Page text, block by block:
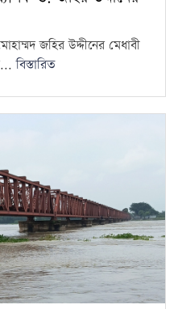
গেল ১৬ জনের
রাস্তা মেরামতের ট্রাক
জহির উদ্দীনের মেধাবী
বিস্তারিত